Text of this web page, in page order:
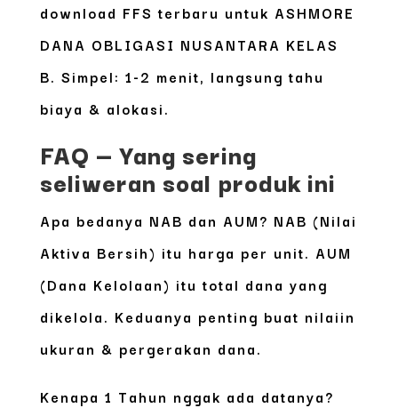
download FFS terbaru untuk ASHMORE
DANA OBLIGASI NUSANTARA KELAS
B. Simpel: 1-2 menit, langsung tahu
biaya & alokasi.
FAQ — Yang sering
seliweran soal produk ini
Apa bedanya NAB dan AUM? NAB (Nilai
Aktiva Bersih) itu harga per unit. AUM
(Dana Kelolaan) itu total dana yang
dikelola. Keduanya penting buat nilaiin
ukuran & pergerakan dana.
Kenapa 1 Tahun nggak ada datanya?